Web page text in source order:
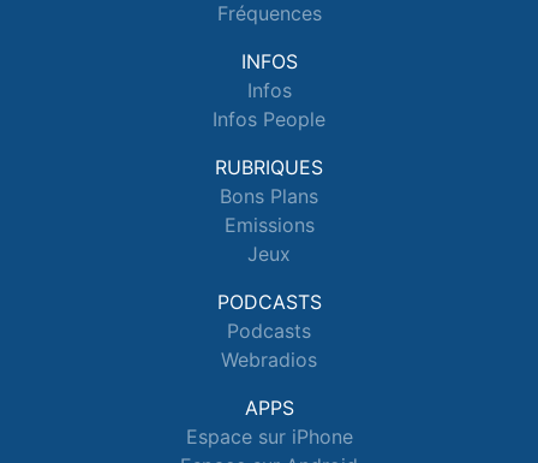
Fréquences
INFOS
Infos
Infos People
RUBRIQUES
Bons Plans
Emissions
Jeux
PODCASTS
Podcasts
Webradios
APPS
Espace sur iPhone